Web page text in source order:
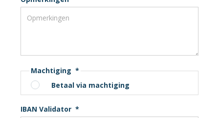
Machtiging *
Betaal via machtiging
IBAN Validator *